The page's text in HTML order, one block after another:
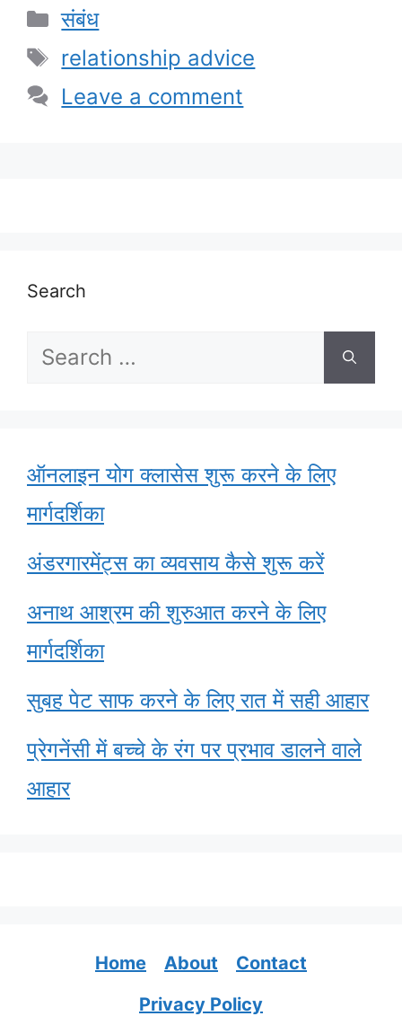
Categories
संबंध
Tags
relationship advice
Leave a comment
Search
Search
ऑनलाइन योग क्लासेस शुरू करने के लिए
मार्गदर्शिका
अंडरगारमेंट्स का व्यवसाय कैसे शुरू करें
अनाथ आश्रम की शुरुआत करने के लिए
मार्गदर्शिका
सुबह पेट साफ करने के लिए रात में सही आहार
प्रेगनेंसी में बच्चे के रंग पर प्रभाव डालने वाले
आहार
Home About
Contact
Privacy Policy